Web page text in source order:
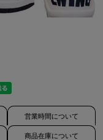
営業時間について
商品在庫について